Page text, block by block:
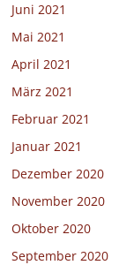
Juni 2021
Mai 2021
April 2021
März 2021
Februar 2021
Januar 2021
Dezember 2020
November 2020
Oktober 2020
September 2020